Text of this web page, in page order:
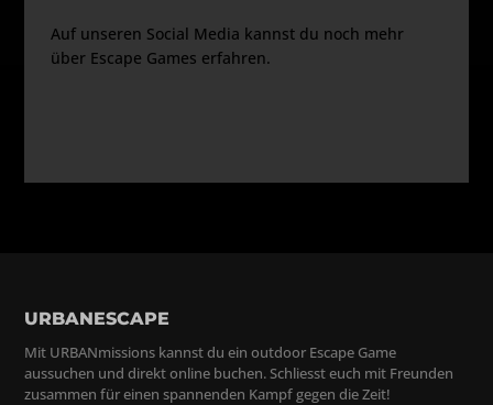
Auf unseren Social Media kannst du noch mehr
über Escape Games erfahren.
URBANESCAPE
Mit URBANmissions kannst du ein outdoor Escape Game
aussuchen und direkt online buchen. Schliesst euch mit Freunden
zusammen für einen spannenden Kampf gegen die Zeit!